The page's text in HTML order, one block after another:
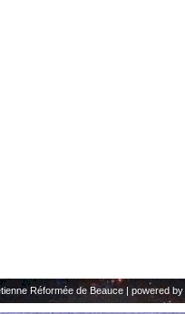
Réformée de Beauce | powered by